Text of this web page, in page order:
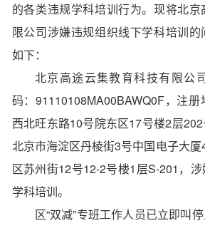
的各类违规学科培训行为。现将北
限公司涉嫌违规组织线下学科培训
如下：
北京高途云集教育科技有限公
码：91110108MA00BAWQ0F，注
西北旺东路10号院东区17号楼2层202
北京市海淀区丹棱街3号中国电子大
区苏州街12号12-2号楼1层S-201，
学科培训。
区“双减”专班工作人员已立即叫